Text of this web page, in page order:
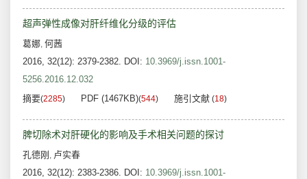
超声弹性成像对肝纤维化分级的评估
葛娜, 何茜
2016, 32(12): 2379-2382. DOI: 10.3969/j.issn.1001-
5256.2016.12.032
摘要(2285) PDF (1467KB)(544) 施引文献 (18)
脾切除术对肝硬化的影响及手术相关问题的探讨
孔德刚 , 卢实春
2016, 32(12): 2383-2386. DOI: 10.3969/j.issn.1001-